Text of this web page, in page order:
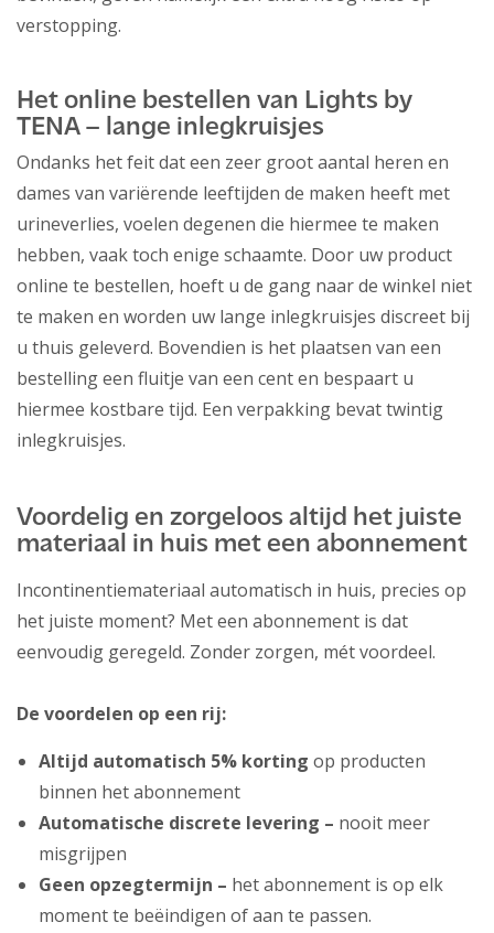
verstopping.
Het online bestellen van Lights by
TENA – lange inlegkruisjes
Ondanks het feit dat een zeer groot aantal heren en
dames van variërende leeftijden de maken heeft met
urineverlies, voelen degenen die hiermee te maken
hebben, vaak toch enige schaamte. Door uw product
online te bestellen, hoeft u de gang naar de winkel niet
te maken en worden uw lange inlegkruisjes discreet bij
u thuis geleverd. Bovendien is het plaatsen van een
bestelling een fluitje van een cent en bespaart u
hiermee kostbare tijd. Een verpakking bevat twintig
inlegkruisjes.
Voordelig en zorgeloos altijd het juiste
materiaal in huis met een abonnement
Incontinentiemateriaal automatisch in huis, precies op
het juiste moment? Met een abonnement is dat
eenvoudig geregeld. Zonder zorgen, mét voordeel.
De voordelen op een rij:
Altijd automatisch 5% korting op producten
binnen het abonnement
Automatische discrete levering – nooit meer
misgrijpen
Geen opzegtermijn – het abonnement is op elk
moment te beëindigen of aan te passen.